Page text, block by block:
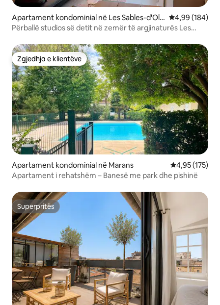
Apartament kondominial në Les Sables-d'Olo
nne
Vlerësimi
4,99 (184)
Përballë studios së detit në zemër të argjinaturës Les
Zgjedhja e klientëve
Zgjedhja e klientëve
Apartament kondominial në Marans Vlerësimi
4,95 (175)
Apartament i rehatshëm – Banesë me park dhe pishinë
Superpritës
Superpritës